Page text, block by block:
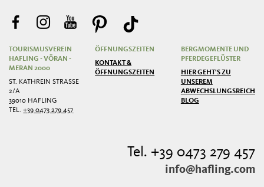
TOURISMUSVEREIN
HAFLING - VÖRAN -
MERAN 2000
ST. KATHREIN STRASSE 2
/A
39010 HAFLING
TEL.+39 0473 279 457
ÖFFNUNGSZEITEN
KONTAKT &
ÖFFNUNGSZEITEN
BERGMOMENTE UND
PFERDEGEFLÜSTER
HIER GEHT'S ZU
UNSEREM
ABWECHSLUNGSREICHEN
BLOG
Tel. +39 0473 279 457
info@hafling.com